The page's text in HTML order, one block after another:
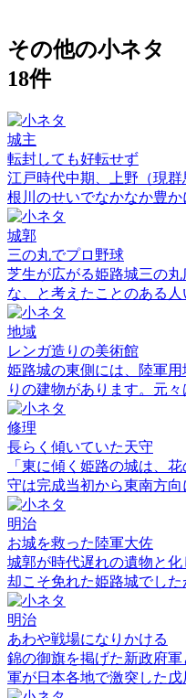
その他の小ネタ
18件
城主
転封しても好転せず
江戸時代中期、上野（現
根川のせいでなかなか豊
城郭
三の丸でプロ野球
芝生が広がる姫路城三の
な、と考えたことのある
地域
レンガ造りの美術館
姫路城の東側には、陸軍
りの建物があります。元
修理
長らく傾いていた天守
「東に傾く姫路の城は、
守は完成当初から東南方
明治
お城を救った陸軍大佐
城郭が時代遅れの遺物と
却こそ免れた姫路城でし
明治
あわや戦場になりかける
錦の御旗を掲げた新政府
軍が日本各地で激突した